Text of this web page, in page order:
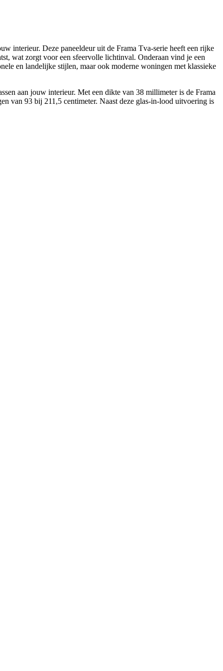
interieur. Deze paneeldeur uit de Frama Tva-serie heeft een rijke
wat zorgt voor een sfeervolle lichtinval. Onderaan vind je een
en landelijke stijlen, maar ook moderne woningen met klassieke
aan jouw interieur. Met een dikte van 38 millimeter is de Frama
van 93 bij 211,5 centimeter. Naast deze glas-in-lood uitvoering is